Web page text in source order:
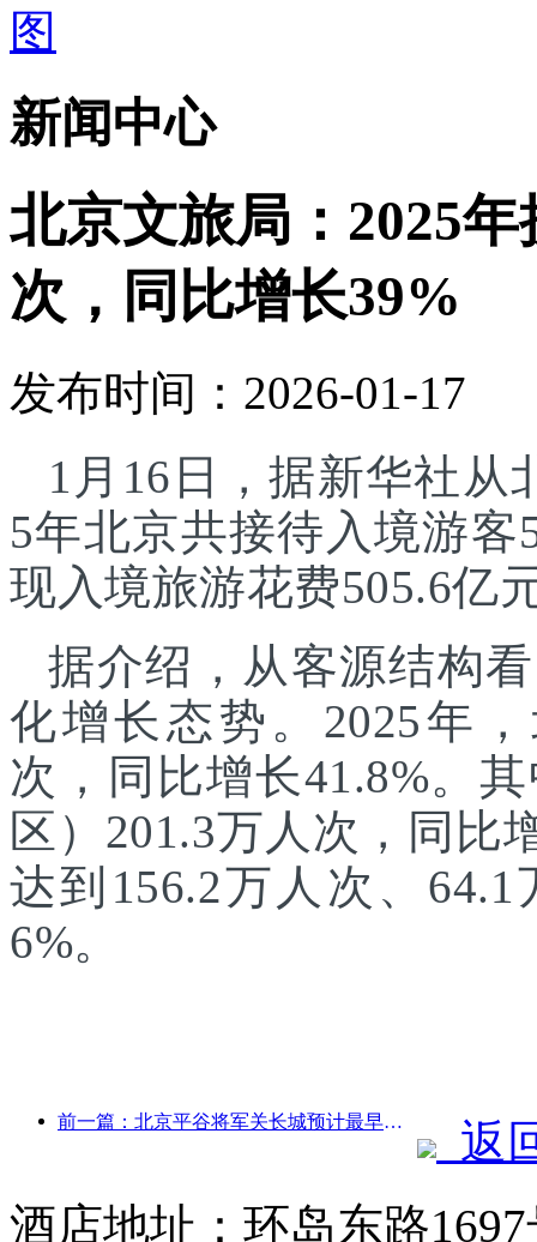
新闻中心
北京文旅局：2025
次，同比增长39%
发布时间：2026-01-17
1月16日，据新华社从
5年北京共接待入境游客
现入境旅游花费505.6亿
据介绍，从客源结构
化增长态势。2025年
次，同比增长41.8%。
区）201.3万人次，同比
达到156.2万人次、
6%。
前一篇：北京平谷将军关长城预计最早于2026年底开门迎客
返
酒店地址：环岛东路